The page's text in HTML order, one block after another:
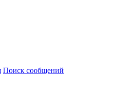
Поиск сообщений